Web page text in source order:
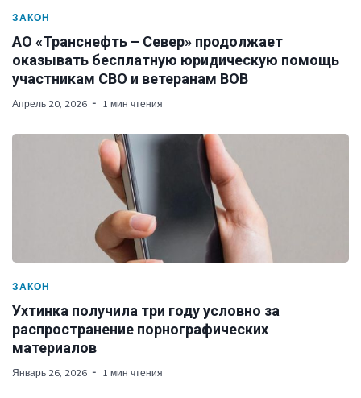
ЗАКОН
АО «Транснефть – Север» продолжает
оказывать бесплатную юридическую помощь
участникам СВО и ветеранам ВОВ
Апрель 20, 2026 1 мин чтения
ЗАКОН
Ухтинка получила три году условно за
распространение порнографических
материалов
Январь 26, 2026 1 мин чтения